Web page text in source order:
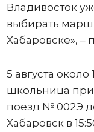
Владивосток
выбирать
Хабаровске», –
5 августа
школьница
поезд № 002Э
Хабаровск в